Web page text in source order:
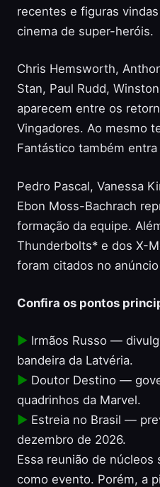
recentes e figuras
cinema de super-heróis.
Chris Hemsworth,
Stan, Paul Rudd,
aparecem entre os
Vingadores. Ao mesmo
Fantástico também
Pedro Pascal, Vanessa
Ebon Moss-Bachrach
formação da equipe.
Thunderbolts* e dos X-
foram citados no
Confira os pontos
▶ Irmãos Russo —
bandeira da Latvéria.
▶ Doutor Destino —
quadrinhos da Marvel.
▶ Estreia no Brasil —
dezembro de 2026.
Essa reunião de
como evento. Porém, a